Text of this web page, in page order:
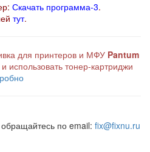
Скачать программа-3.
тут.
для принтеров и МФУ Pantum
использовать тонер-картриджи
по email: fix@fixnu.ru